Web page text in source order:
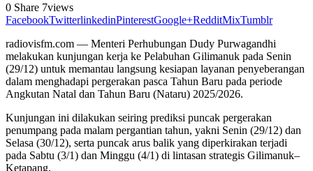
0 Share 7views
FacebookTwitterlinkedinPinterestGoogle+RedditMixTumblr
radiovisfm.com — Menteri Perhubungan Dudy Purwagandhi
melakukan kunjungan kerja ke Pelabuhan Gilimanuk pada Senin
(29/12) untuk memantau langsung kesiapan layanan penyeberangan
dalam menghadapi pergerakan pasca Tahun Baru pada periode
Angkutan Natal dan Tahun Baru (Nataru) 2025/2026.
Kunjungan ini dilakukan seiring prediksi puncak pergerakan
penumpang pada malam pergantian tahun, yakni Senin (29/12) dan
Selasa (30/12), serta puncak arus balik yang diperkirakan terjadi
pada Sabtu (3/1) dan Minggu (4/1) di lintasan strategis Gilimanuk–
Ketapang.